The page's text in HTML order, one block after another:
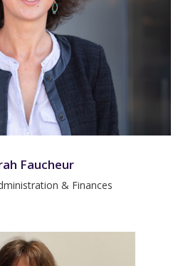
Faucheur
& Finances